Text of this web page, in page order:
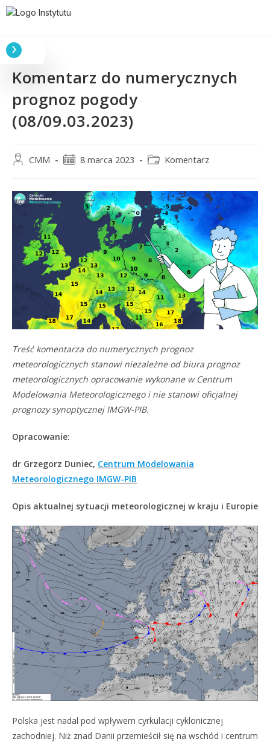
Komentarz do numerycznych
prognoz pogody
(08/09.03.2023)
CMM 8 marca 2023 Komentarz
Treść komentarza do numerycznych prognoz
meteorologicznych stanowi niezależne od biura prognoz
meteorologicznych opracowanie wykonane w Centrum
Modelowania Meteorologicznego i nie stanowi oficjalnej
prognozy synoptycznej IMGW-PIB.
Opracowanie:
dr Grzegorz Duniec, Centrum Modelowania
Meteorologicznego IMGW-PIB
Opis aktualnej sytuacji meteorologicznej w kraju i Europie
Polska jest nadal pod wpływem cyrkulacji cyklonicznej
zachodniej. Niż znad Danii przemieścił się na wschód i centrum